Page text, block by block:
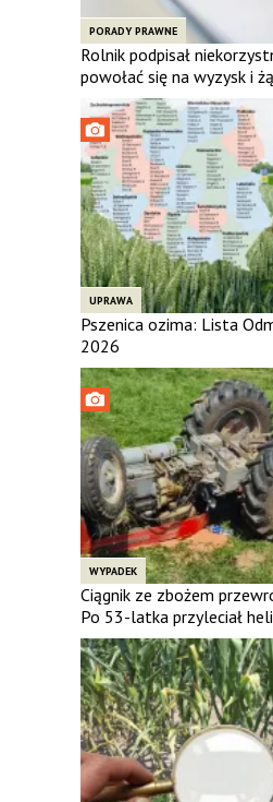
PORADY PRAWNE
Rolnik podpisał
powołać się na wyzysk i
UPRAWA
Pszenica ozima: Lista
2026
WYPADEK
Ciągnik ze zbożem
Po 53-latka przyleciał